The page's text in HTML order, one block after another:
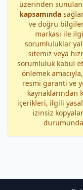
üzerinden
kapsamında
ve doğru
markası ile
sorumluluklar
sitemiz veya
sorumluluk kabul
önlemek
resmi garanti ve
kaynaklarından
içerikleri, ilgili
izinsiz
durumunda